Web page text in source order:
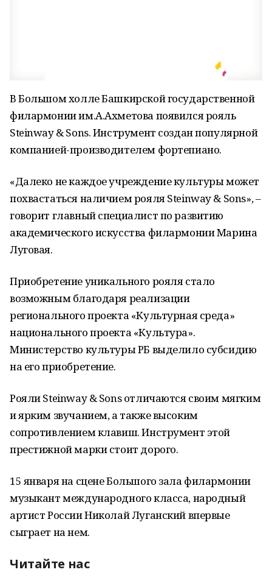
В Большом холле Башкирской государственной
филармонии им.А.Ахметова появился рояль
Steinway & Sons. Инструмент создан популярной
компанией-производителем фортепиано.
«Далеко не каждое учреждение культуры может
похвастаться наличием рояля Steinway & Sons», –
говорит главный специалист по развитию
академического искусства филармонии Марина
Луговая.
Приобретение уникального рояля стало
возможным благодаря реализации
регионального проекта «Культурная среда»
национального проекта «Культура».
Министерство культуры РБ выделило субсидию
на его приобретение.
Рояли Steinway & Sons отличаются своим мягким
и ярким звучанием, а также высоким
сопротивлением клавиш. Инструмент этой
престижной марки стоит дорого.
15 января на сцене Большого зала филармонии
музыкант международного класса, народный
артист России Николай Луганский впервые
сыграет на нем.
Читайте нас